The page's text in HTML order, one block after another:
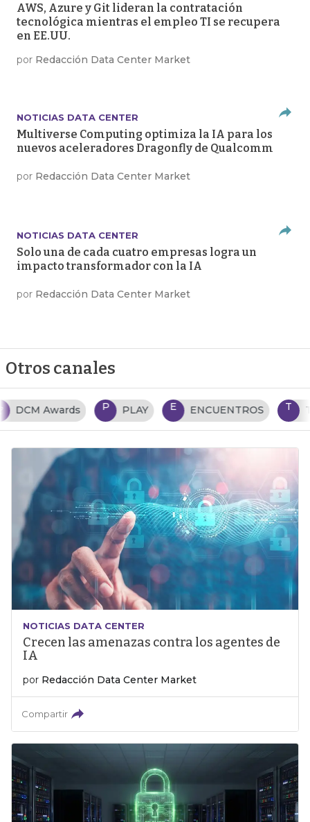
AWS, Azure y Git lideran la contratación
tecnológica mientras el empleo TI se recupera
en EE.UU.
por Redacción Data Center Market
NOTICIAS DATA CENTER
Multiverse Computing optimiza la IA para los
nuevos aceleradores Dragonfly de Qualcomm
por Redacción Data Center Market
NOTICIAS DATA CENTER
Solo una de cada cuatro empresas logra un
impacto transformador con la IA
por Redacción Data Center Market
Otros canales
P PLAY E ENCUENTROS T TENDENCIAS TI
NOTICIAS DATA CENTER
Crecen las amenazas contra los agentes de
IA
por Redacción Data Center Market
Compartir